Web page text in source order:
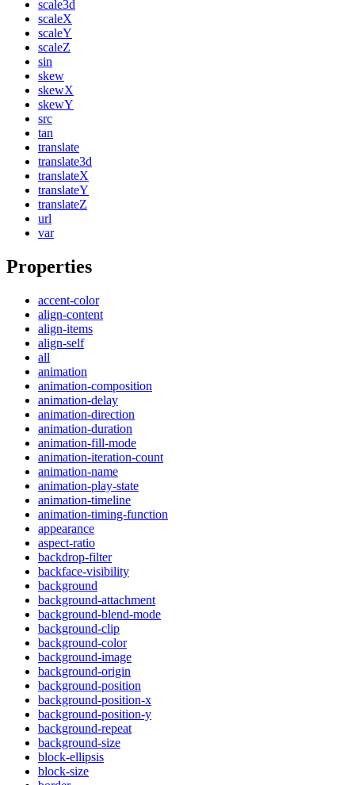
scale3d
scaleX
scaleY
scaleZ
sin
skew
skewX
skewY
src
tan
translate
translate3d
translateX
translateY
translateZ
url
var
Properties
accent-color
align-content
align-items
align-self
all
animation
animation-composition
animation-delay
animation-direction
animation-duration
animation-fill-mode
animation-iteration-count
animation-name
animation-play-state
animation-timeline
animation-timing-function
appearance
aspect-ratio
backdrop-filter
backface-visibility
background
background-attachment
background-blend-mode
background-clip
background-color
background-image
background-origin
background-position
background-position-x
background-position-y
background-repeat
background-size
block-ellipsis
block-size